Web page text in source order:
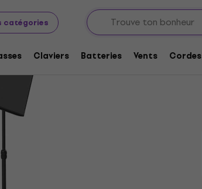
catégories
Claviers Batteries Vents Cordes
Pieds et supports Pupitres et accessoires